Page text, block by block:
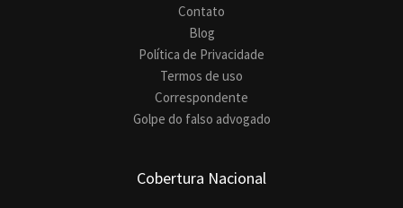
Contato
Blog
Política de Privacidade
Termos de uso
Correspondente
Golpe do falso advogado
Cobertura Nacional